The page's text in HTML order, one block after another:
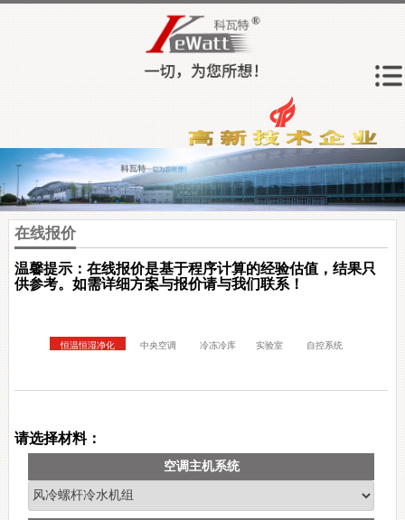
在线报价
温馨提示：在线报价是基于程序计算的经验估值，结果只
供参考。如需详细方案与报价请与我们联系！
恒温恒湿净化 中央空调 冷冻冷库 实验室 自控系统
请选择材料：
空调主机系统